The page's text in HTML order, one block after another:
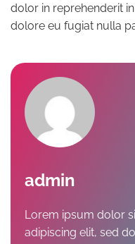
dolor in reprehenderit
dolore eu fugiat nulla
admin
Lorem ipsum dolor
adipiscing elit, sed